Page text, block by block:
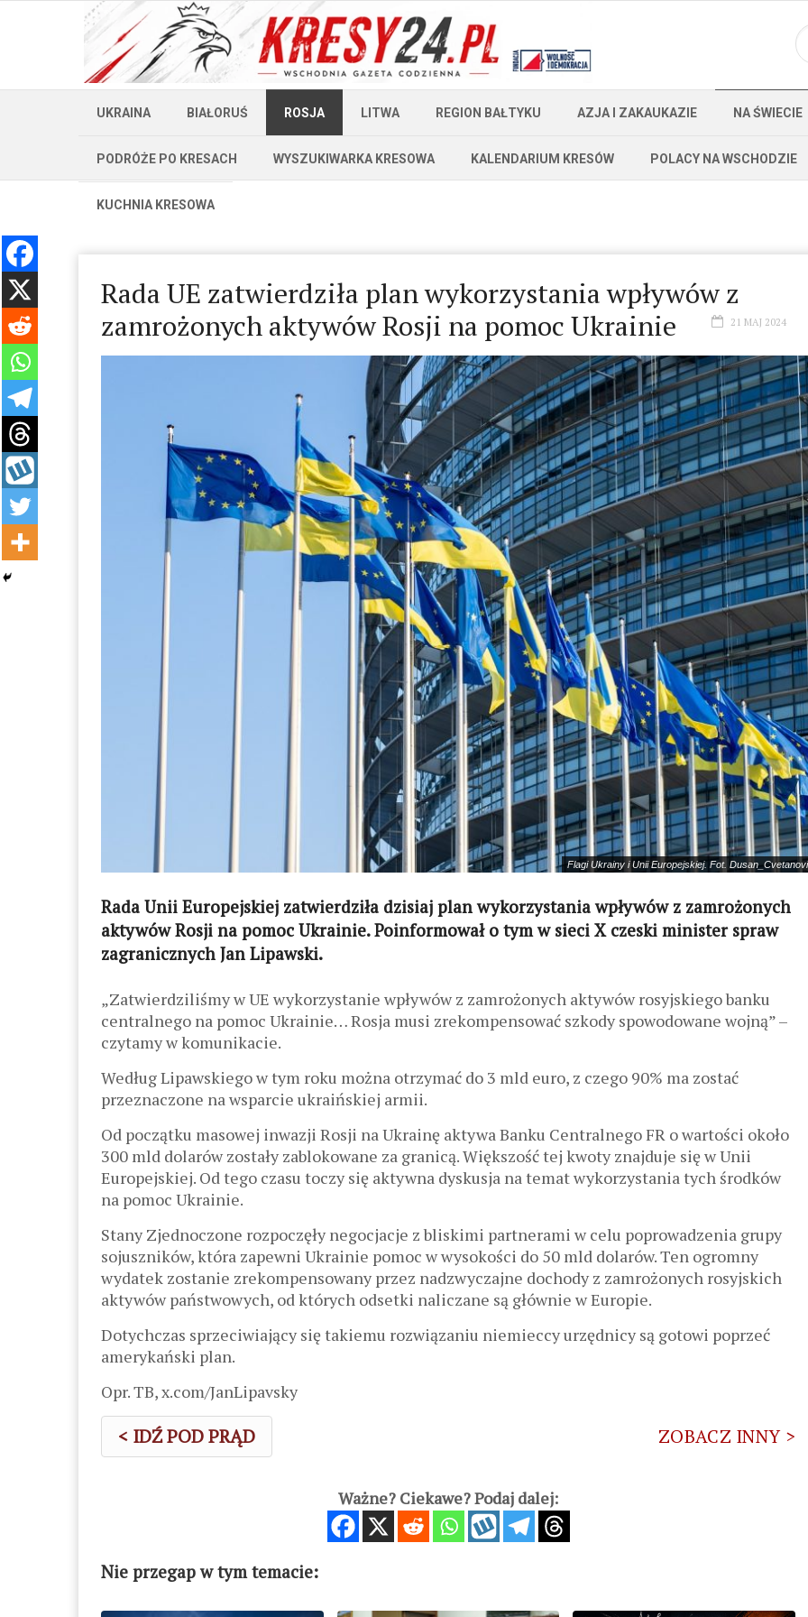
UKRAINA BIAŁORUŚ ROSJA LITWA REGION BAŁTYKU AZJA I ZAKAUKAZIE NA ŚWIECIE
PODRÓŻE PO KRESACH WYSZUKIWARKA KRESOWA KALENDARIUM KRESÓW POLACY NA WSCHODZIE
KUCHNIA KRESOWA
Rada UE zatwierdziła plan wykorzystania wpływów z
zamrożonych aktywów Rosji na pomoc Ukrainie
21 MAJ 2024
Flagi Ukrainy i Unii Europejskiej. Fot.
Rada Unii Europejskiej zatwierdziła dzisiaj plan wykorzystania wpływów z zamrożonych
aktywów Rosji na pomoc Ukrainie. Poinformował o tym w sieci X czeski minister spraw
zagranicznych Jan Lipawski.
„Zatwierdziliśmy w UE wykorzystanie wpływów z zamrożonych aktywów rosyjskiego banku
centralnego na pomoc Ukrainie… Rosja musi zrekompensować szkody spowodowane wojną” –
czytamy w komunikacie.
Według Lipawskiego w tym roku można otrzymać do 3 mld euro, z czego 90% ma zostać
przeznaczone na wsparcie ukraińskiej armii.
Od początku masowej inwazji Rosji na Ukrainę aktywa Banku Centralnego FR o wartości około
300 mld dolarów zostały zablokowane za granicą. Większość tej kwoty znajduje się w Unii
Europejskiej. Od tego czasu toczy się aktywna dyskusja na temat wykorzystania tych środków
na pomoc Ukrainie.
Stany Zjednoczone rozpoczęły negocjacje z bliskimi partnerami w celu poprowadzenia grupy
sojuszników, która zapewni Ukrainie pomoc w wysokości do 50 mld dolarów. Ten ogromny
wydatek zostanie zrekompensowany przez nadzwyczajne dochody z zamrożonych rosyjskich
aktywów państwowych, od których odsetki naliczane są głównie w Europie.
Dotychczas sprzeciwiający się takiemu rozwiązaniu niemieccy urzędnicy są gotowi poprzeć
amerykański plan.
Opr. TB, x.com/JanLipavsky
< IDŹ POD PRĄD ZOBACZ INNY >
Ważne? Ciekawe? Podaj dalej:
Nie przegap w tym temacie: